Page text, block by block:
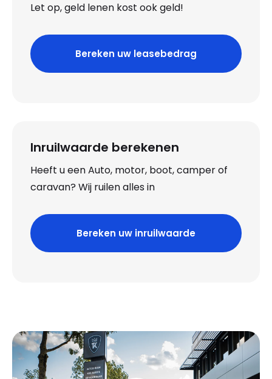
Let op, geld lenen kost ook geld!
Bereken uw leasebedrag
Inruilwaarde berekenen
Heeft u een Auto, motor, boot, camper of
caravan? Wij ruilen alles in
Bereken uw inruilwaarde